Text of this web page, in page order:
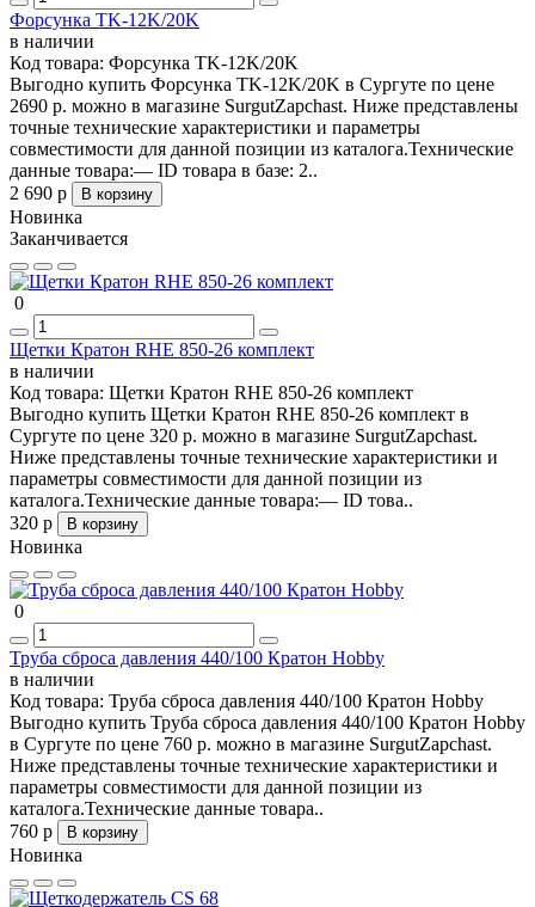
Форсунка TK-12K/20K
в наличии
Код товара: Форсунка TK-12K/20K
Выгодно купить Форсунка TK-12K/20K в Сургуте по цене
2690 р. можно в магазине SurgutZapchast. Ниже представлены
точные технические характеристики и параметры
совместимости для данной позиции из каталога.Технические
данные товара:— ID товара в базе: 2..
2 690 р
В корзину
Новинка
Заканчивается
0
Щетки Кратон RHE 850-26 комплект
в наличии
Код товара: Щетки Кратон RHE 850-26 комплект
Выгодно купить Щетки Кратон RHE 850-26 комплект в
Сургуте по цене 320 р. можно в магазине SurgutZapchast.
Ниже представлены точные технические характеристики и
параметры совместимости для данной позиции из
каталога.Технические данные товара:— ID това..
320 р
В корзину
Новинка
0
Труба сброса давления 440/100 Кратон Hobby
в наличии
Код товара: Труба сброса давления 440/100 Кратон Hobby
Выгодно купить Труба сброса давления 440/100 Кратон Hobby
в Сургуте по цене 760 р. можно в магазине SurgutZapchast.
Ниже представлены точные технические характеристики и
параметры совместимости для данной позиции из
каталога.Технические данные товара..
760 р
В корзину
Новинка